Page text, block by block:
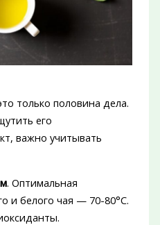
только половина дела.
его
важно учитывать
. Оптимальная
и белого чая — 70-80°C.